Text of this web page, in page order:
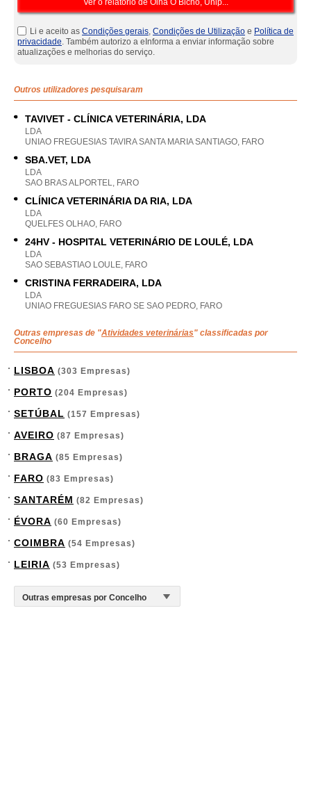
Li e aceito as Condições gerais, Condições de Utilização e Política de
privacidade. Também autorizo a eInforma a enviar informação sobre
atualizações e melhorias do serviço.
Outros utilizadores pesquisaram
TAVIVET - CLÍNICA VETERINÁRIA, LDA
LDA
UNIAO FREGUESIAS TAVIRA SANTA MARIA SANTIAGO, FARO
SBA.VET, LDA
LDA
SAO BRAS ALPORTEL, FARO
CLÍNICA VETERINÁRIA DA RIA, LDA
LDA
QUELFES OLHAO, FARO
24HV - HOSPITAL VETERINÁRIO DE LOULÉ, LDA
LDA
SAO SEBASTIAO LOULE, FARO
CRISTINA FERRADEIRA, LDA
LDA
UNIAO FREGUESIAS FARO SE SAO PEDRO, FARO
Outras empresas de "Atividades veterinárias" classificadas por
Concelho
LISBOA (303 Empresas)
PORTO (204 Empresas)
SETÚBAL (157 Empresas)
AVEIRO (87 Empresas)
BRAGA (85 Empresas)
FARO (83 Empresas)
SANTARÉM (82 Empresas)
ÉVORA (60 Empresas)
COIMBRA (54 Empresas)
LEIRIA (53 Empresas)